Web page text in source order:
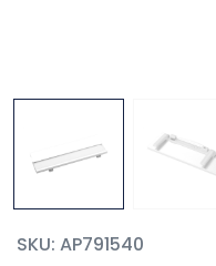
SKU: AP791540